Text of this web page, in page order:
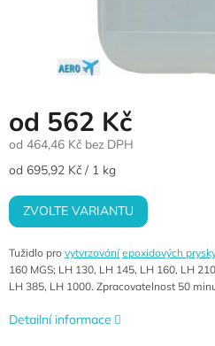
od 562 Kč
od 464,46 Kč bez DPH
Měrná
od 695,92 Kč / 1 kg
ZVOLTE VARIANTU
Tužidlo pro vytvrzování epoxidových
160 MGS; LH 130, LH 145, LH 160, LH
LH 385, LH 1000. Zpracovatelnost 50
Detailní informace